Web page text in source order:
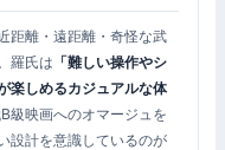
距離・遠距離・奇怪な武
羅氏は 「難しい操作やシ
楽しめるカジュアルな体
級映画へのオマージュを
設計を意識しているのが